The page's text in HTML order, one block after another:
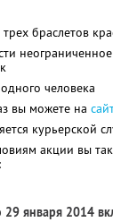
браслетов
человека
вы можете на
курьерской
акции вы
29 января 2014